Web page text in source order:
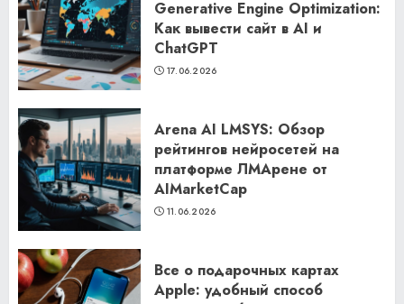
Generative Engine Optimization:
Как вывести сайт в AI и
ChatGPT
17.06.2026
Arena AI LMSYS: Обзор
рейтингов нейросетей на
платформе ЛМАрене от
AIMarketCap
11.06.2026
Все о подарочных картах
Apple: удобный способ